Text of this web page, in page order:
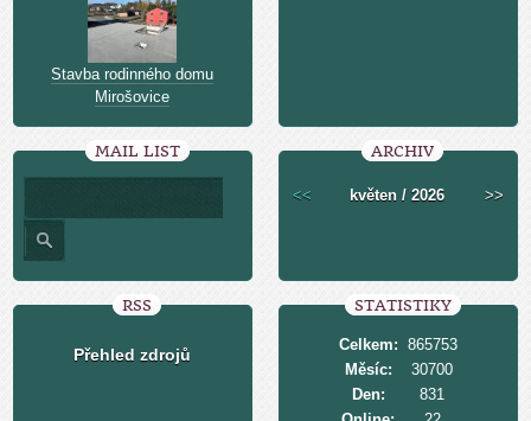
Stavba rodinného domu
Mirošovice
MAIL LIST ARCHIV
<< květen / 2026 >>
RSS
Přehled zdrojů
STATISTIKY
Celkem: 865753
Měsíc:
30700
Den:
831